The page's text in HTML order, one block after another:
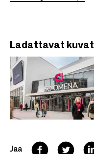
Ladattavat kuvat
Jaa F T L